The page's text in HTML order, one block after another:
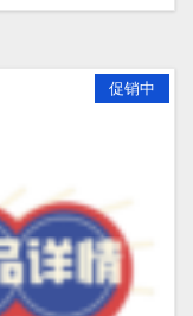
¥299.00。
促销中